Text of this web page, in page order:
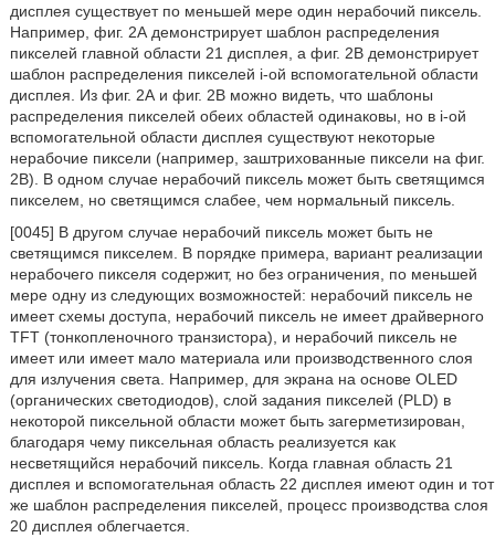
дисплея существует по меньшей мере один нерабочий пиксель.
Например, фиг. 2А демонстрирует шаблон распределения
пикселей главной области 21 дисплея, а фиг. 2В демонстрирует
шаблон распределения пикселей i-ой вспомогательной области
дисплея. Из фиг. 2А и фиг. 2В можно видеть, что шаблоны
распределения пикселей обеих областей одинаковы, но в i-ой
вспомогательной области дисплея существуют некоторые
нерабочие пиксели (например, заштрихованные пиксели на фиг.
2В). В одном случае нерабочий пиксель может быть светящимся
пикселем, но светящимся слабее, чем нормальный пиксель.
[0045] В другом случае нерабочий пиксель может быть не
светящимся пикселем. В порядке примера, вариант реализации
нерабочего пикселя содержит, но без ограничения, по меньшей
мере одну из следующих возможностей: нерабочий пиксель не
имеет схемы доступа, нерабочий пиксель не имеет драйверного
TFT (тонкопленочного транзистора), и нерабочий пиксель не
имеет или имеет мало материала или производственного слоя
для излучения света. Например, для экрана на основе OLED
(органических светодиодов), слой задания пикселей (PLD) в
некоторой пиксельной области может быть загерметизирован,
благодаря чему пиксельная область реализуется как
несветящийся нерабочий пиксель. Когда главная область 21
дисплея и вспомогательная область 22 дисплея имеют один и тот
же шаблон распределения пикселей, процесс производства слоя
20 дисплея облегчается.